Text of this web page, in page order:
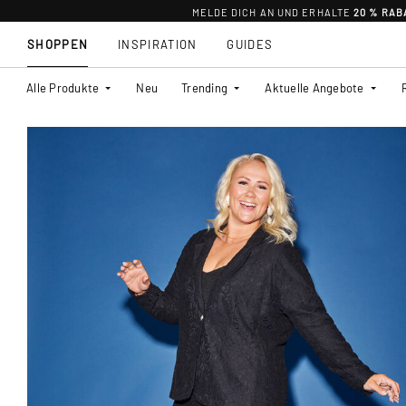
MELDE DICH AN UND ERHALTE20 %
SHOPPEN
Alle Produkte Neu Trending Aktuelle Angebote
INSPIRATION GUIDES